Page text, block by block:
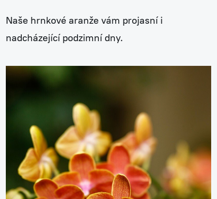
Naše hrnkové aranže vám projasní i
nadcházející podzimní dny.